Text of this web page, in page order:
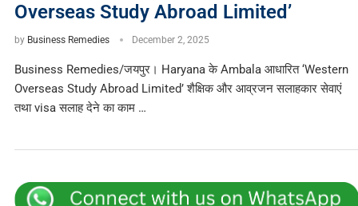
Overseas Study Abroad Limited’
by Business Remedies December 2, 2025
Business Remedies/जयपुर। Haryana के Ambala आधारित ‘Western
Overseas Study Abroad Limited’ शैक्षिक और आव्रजन सलाहकार सेवाएं
तथा visa सलाह देने का काम …